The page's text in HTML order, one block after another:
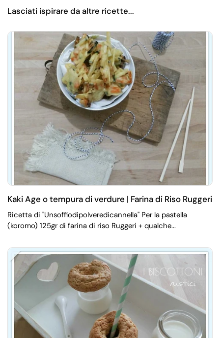
Lasciati ispirare da altre ricette...
Kaki Age o tempura di verdure | Farina di Riso Ruggeri
Ricetta di "Unsoffiodipolveredicannella" Per la pastella
(koromo) 125gr di farina di riso Ruggeri + qualche...